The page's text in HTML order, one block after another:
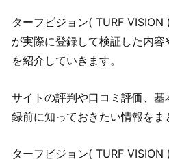
ターフビジョン( TURF
が実際に登録して検証した内
を紹介していきます。
サイトの評判や口コミ評価、
録前に知っておきたい情報をま
ターフビジョン( TURF